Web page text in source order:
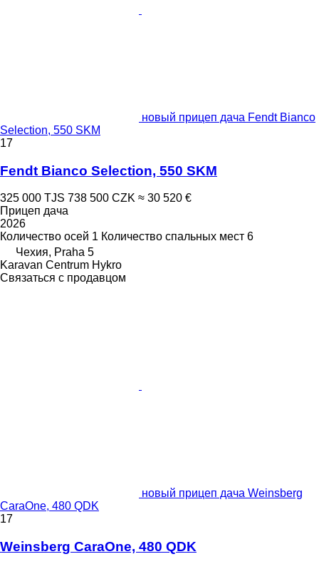
новый прицеп дача Fendt Bianco
Selection, 550 SKM
17
Fendt Bianco Selection, 550 SKM
325 000 TJS 738 500 CZK ≈ 30 520 €
Прицеп дача
2026
Количество осей 1 Количество спальных мест 6
Чехия, Praha 5
Karavan Centrum Hykro
Связаться с продавцом
новый прицеп дача Weinsberg
CaraOne, 480 QDK
17
Weinsberg CaraOne, 480 QDK